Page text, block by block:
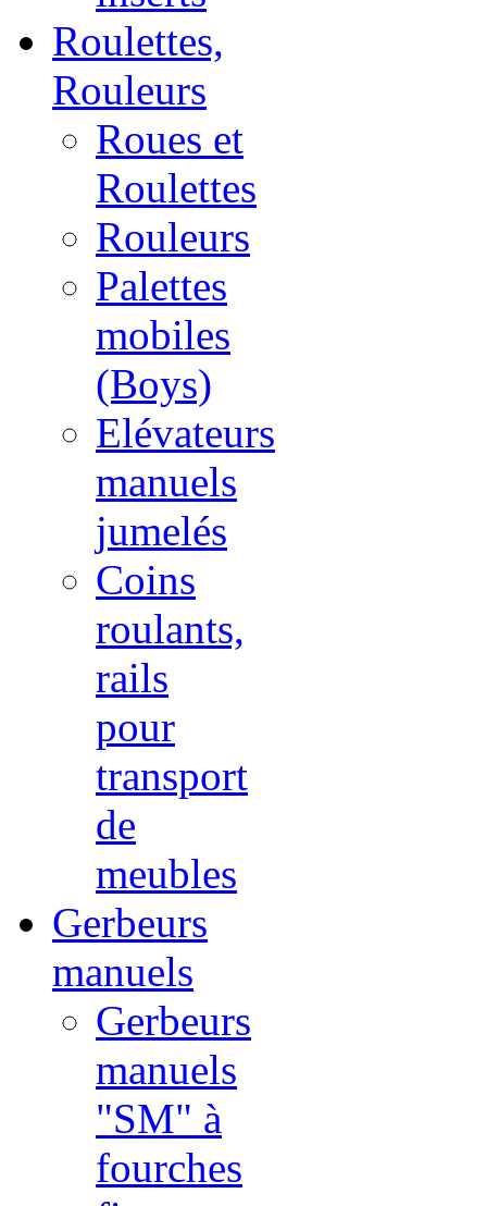
Roulettes,
Rouleurs
Roues et
Roulettes
Rouleurs
Palettes
mobiles
(Boys)
Elévateurs
manuels
jumelés
Coins
roulants,
rails
pour
transport
de
meubles
Gerbeurs
manuels
Gerbeurs
manuels
"SM" à
fourches